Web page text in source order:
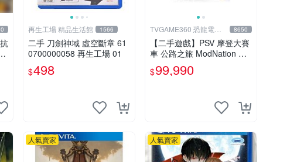
再生工場 精品生活館 1566
二手 刀劍神域 虛空斷章 61
0700000058 再生工場 01
$498
TVGAME360 恐龍電玩- 8650
【二手遊戲】PSV 摩登大賽
車 公路之旅 ModNation Ra
cers 中文版 【台中恐龍電
玩】
$99,990
人氣賣家 人氣賣家